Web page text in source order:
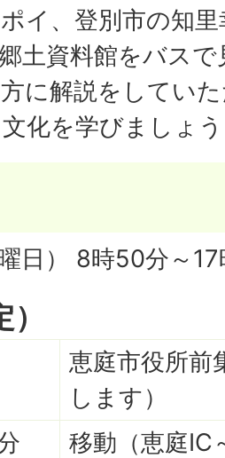
イ、登別市の知
土資料館をバス
に解説をしてい
化を学びましょ
曜日） 8時50分～
恵庭市役所前
します）
移動（恵庭IC